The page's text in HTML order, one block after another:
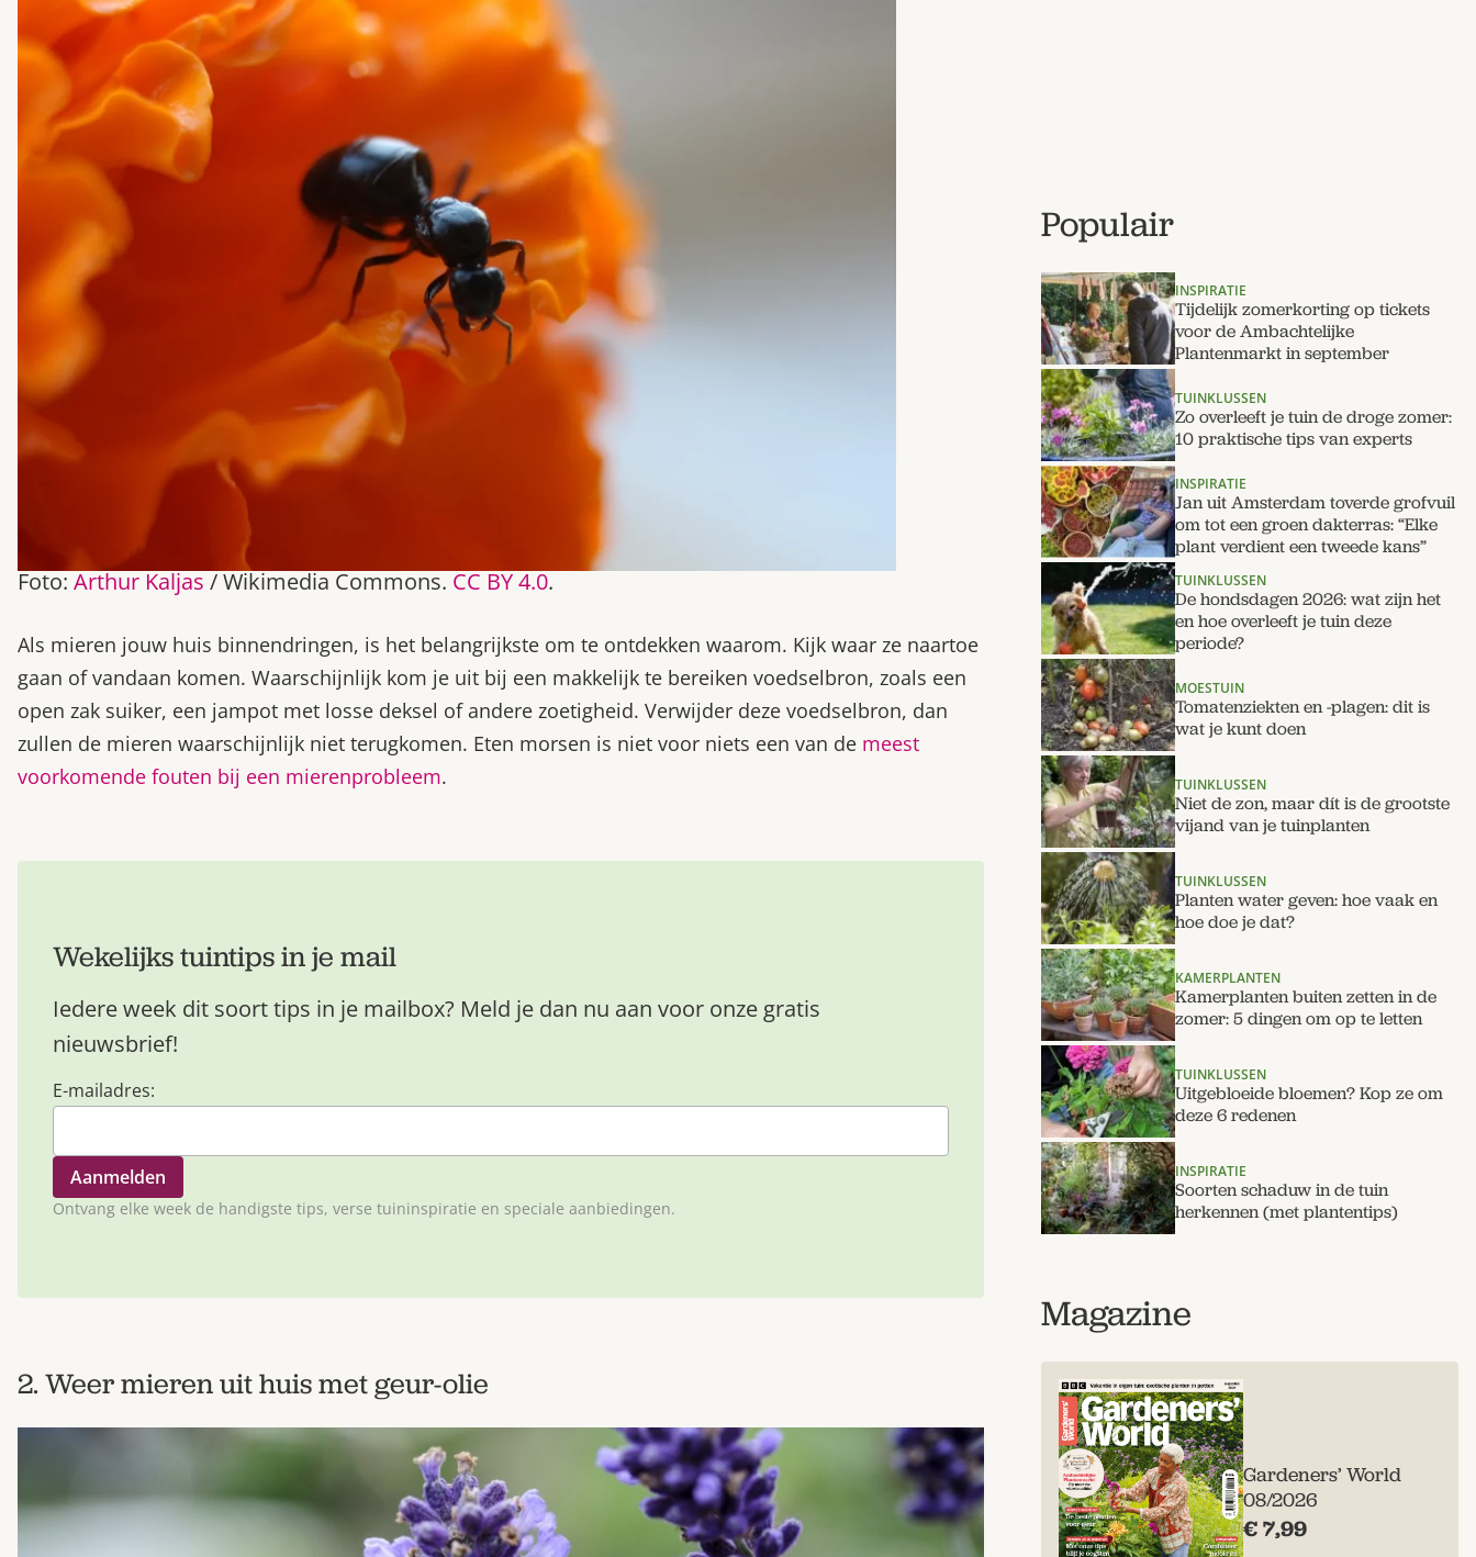
Foto:Arthur Kaljas/ Wikimedia Commons.CC BY 4.0.
Als mieren jouw huis binnendringen, is het belangrijkste om te ontdekken waarom. Kijk waar ze naartoe
gaan of vandaan komen. Waarschijnlijk kom je uit bij een makkelijk te bereiken voedselbron, zoals een
open zak suiker, een jampot met losse deksel of andere zoetigheid. Verwijder deze voedselbron, dan
zullen de mieren waarschijnlijk niet terugkomen. Eten morsen is niet voor niets een van de meest
voorkomende fouten bij een mierenprobleem.
Wekelijks tuintips in je mail
Iedere week dit soort tips in je mailbox? Meld je dan nu aan voor onze gratis
nieuwsbrief!
E-mailadres:
Ontvang elke week de handigste tips, verse tuininspiratie en speciale aanbiedingen.
2. Weer mieren uit huis met geur-olie
Populair
INSPIRATIE
Tijdelijk zomerkorting op tickets
voor de Ambachtelijke
Plantenmarkt in september
TUINKLUSSEN
Zo overleeft je tuin de droge zomer:
10 praktische tips van experts
INSPIRATIE
Jan uit Amsterdam toverde grofvuil
om tot een groen dakterras: “Elke
plant verdient een tweede kans”
TUINKLUSSEN
De hondsdagen 2026: wat zijn het
en hoe overleeft je tuin deze
periode?
MOESTUIN
Tomatenziekten en -plagen: dit is
wat je kunt doen
TUINKLUSSEN
Niet de zon, maar dít is de grootste
vijand van je tuinplanten
TUINKLUSSEN
Planten water geven: hoe vaak en
hoe doe je dat?
KAMERPLANTEN
Kamerplanten buiten zetten in de
zomer: 5 dingen om op te letten
TUINKLUSSEN
Uitgebloeide bloemen? Kop ze om
deze 6 redenen
INSPIRATIE
Soorten schaduw in de tuin
herkennen (met plantentips)
Magazine
Gardeners’ World
08/2026
€ 7,99